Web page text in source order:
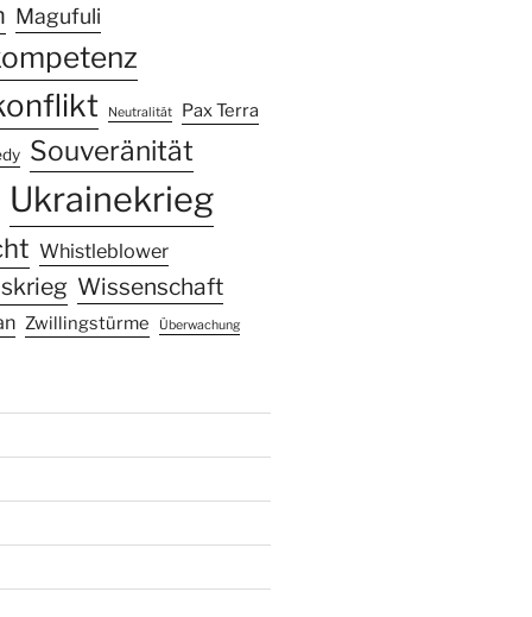
Magufuli
Neutralität Pax Terra
Souveränität
Ukrainekrieg
Whistleblower
Wissenschaft
Zwillingstürme Überwachung